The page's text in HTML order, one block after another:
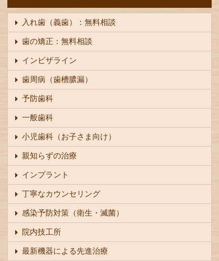
入れ歯（義歯）：無料相談
歯の矯正：無料相談
インビザライン
歯周病（歯槽膿漏）
予防歯科
一般歯科
小児歯科（お子さま向け）
親知らずの治療
インプラント
丁寧なカウンセリング
感染予防対策（衛生・滅菌）
院内技工所
最新機器による先進治療